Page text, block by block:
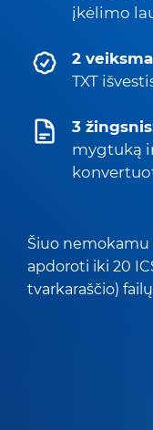
įkėlimo
2
TXT
3
mygtuką
Šiuo
apdoroti iki 20
tvarkaraščio)